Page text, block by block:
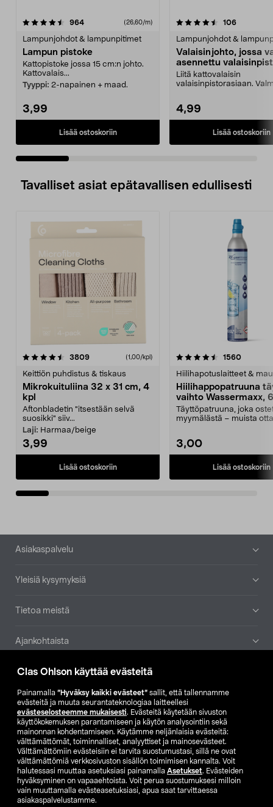
Clas Ohlson käyttää evästeitä
Painamalla ”Hyväksy kaikki evästeet” sallit, että tallennamme
evästeitä ja muuta seurantateknologiaa laitteellesi
evästeselosteemme mukaisesti. Evästeitä käytetään sivuston
käyttökokemuksen parantamiseen ja käytön analysointiin sekä
mainonnan kohdentamiseen. Käytämme neljänlaisia evästeitä:
välttämättömät, toiminnalliset, analyyttiset ja mainosevästeet.
Välttämättömiin evästeisiin ei tarvita suostumustasi, sillä ne ovat
välttämättömiä verkkosivuston sisällön toimimisen kannalta. Voit
halutessasi muuttaa asetuksiasi painamalla Asetukset. Evästeiden
hyväksyminen on vapaaehtoista. Voit perua suostumuksesi milloin
vain muuttamalla evästeasetuksiasi, apua saat tarvittaessa
asiakaspalvelustamme.
964arvostelut (26,60/m)
Lampunjohdot & lampunpitimet
Lampun pistoke
Kattopistoke jossa 15 cm:n johto.
Kattovalais...
Tyyppi: 2-napainen + maad.
3,99
Lisää ostoskoriin
4.5 viidestä
106arvostelut
Lampunjohdot &
Valaisinjohto, jossa
asennettu
m
Liitä kattovalaisin
valaisinpistorasiaan.
4,99
Lisää ostoskoriin
4.5 viidestä
Tavalliset asiat epätavallisen edullisesti
3809arvostelut (1,00/kpl)
Keittiön puhdistus & tiskaus
Mikrokuituliina 32 x 31 cm, 4
kpl
Aftonbladetin "itsestään selvä
suosikki" siiv...
Laji: Harmaa/beige
3,99
Lisää ostoskoriin
4.5viidestä
1560
Hiilihapotuslaitteet &
Hiilihappopatruuna
vaihto Wassermaxx,
Täyttöpatruuna, joka
myymälästä – muista
3,00
Lisää ostoskoriin
4.5viidestä
Alatunniste
Asiakaspalvelu
Yleisiä kysymyksiä
Tietoa meistä
Ajankohtaista
Muut yrityksemme
Etsi myymälä
SE NO FI
FI SV